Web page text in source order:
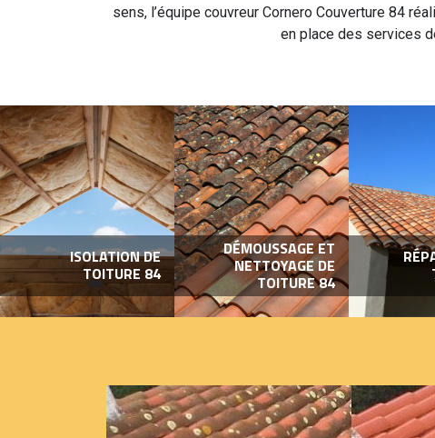
sens, l’équipe couvreur Cornero Couverture 84
en place des services
ISOLATION DE
TOITURE 84
DÉMOUSSAGE ET
NETTOYAGE DE
TOITURE 84